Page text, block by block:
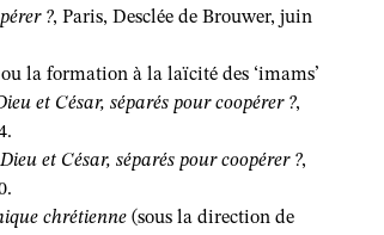
?, Paris, Desclée de Brouwer, juin
la formation à la laïcité des ‘imams’
et César, séparés pour coopérer ?,
Dieu et César, séparés pour coopérer ?,
chrétienne(sous la direction de